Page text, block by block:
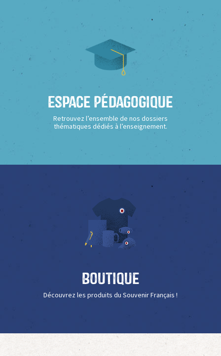
Espace Pédagogique
Retrouvez l’ensemble de nos dossiers
thématiques dédiés à l’enseignement.
Boutique
Découvrez les produits du Souvenir Français !